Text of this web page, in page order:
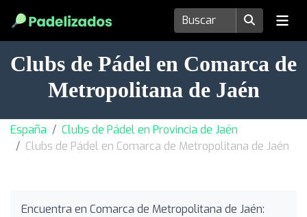
Clubs de Pádel en Comarca de
Metropolitana de Jaén
España
Clubs de Pádel en Provincia de Jaén
Clubs de Pádel en Comarca de Metropolitana de Jaén
Encuentra en Comarca de Metropolitana de Jaén: